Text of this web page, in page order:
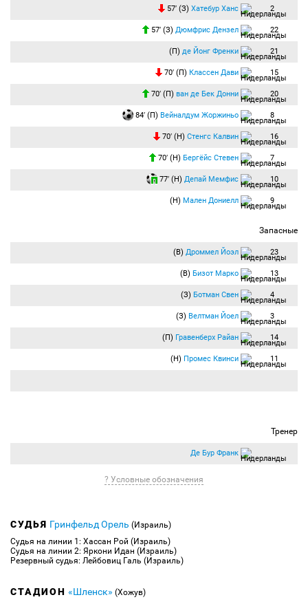
57′ (З) Хатебур Ханс 2
57′ (З) Дюмфрис Дензел 22
(П) де Йонг Френки 21
70′ (П) Классен Дави 15
70′ (П) ван де Бек Донни 20
84′ (П) Вейналдум Жоржиньо 8
70′ (Н) Стенгс Калвин 16
70′ (Н) Бергёйс Стевен 7
77′ (Н) Депай Мемфис 10
(Н) Мален Дониелл 9
Запасные
(В) Дроммел Йоэл 23
(В) Бизот Марко 13
(З) Ботман Свен 4
(З) Велтман Йоел 3
(П) Гравенберх Райан 14
(Н) Промес Квинси 11
Тренер
Де Бур Франк
? Условные обозначения
СУДЬЯ Гринфельд Орель (Израиль)
Судья на линии 1: Хассан Рой (Израиль)
Судья на линии 2: Яркони Идан (Израиль)
Резервный судья: Лейбовиц Галь (Израиль)
СТАДИОН «Шленск» (Хожув)